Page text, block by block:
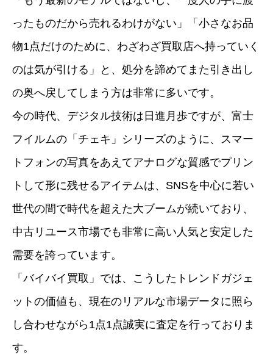
ったものだから売れるわけがない」「小さなお品
物1点だけのために、わざわざ買取店へ持っていく
のは気が引ける」と、処分を諦めてまた引き出し
の奥へ戻してしまう方は非常に多いです。
今の時代、デジタル技術は日進月歩ですが、富士
フイルムの「チェキ」シリーズのように、スマー
トフォンの写真をあえてアナログな質感でプリン
トして形に残せるアイテムは、SNSを中心に若い
世代の間で時代を超えた大ブームが続いており、
中古リユース市場でも非常に高い人気と安定した
需要を誇っています。
「バイバイ買取」では、こうしたトレンドガジェ
ットの価値も、現在のリアルな市場データに照ら
し合わせながら1点1点誠実に査定を行っておりま
す。